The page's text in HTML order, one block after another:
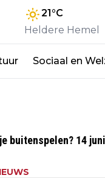
21°C
Heldere Hemel
Sociaal en
buitenspelen? 14